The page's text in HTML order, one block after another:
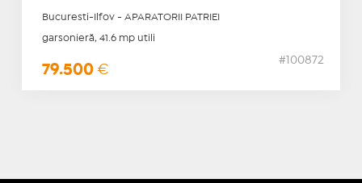
Bucuresti-Ilfov - APARATORII PATRIEI
garsonieră, 41.6 mp utili
79.500 €
#100872